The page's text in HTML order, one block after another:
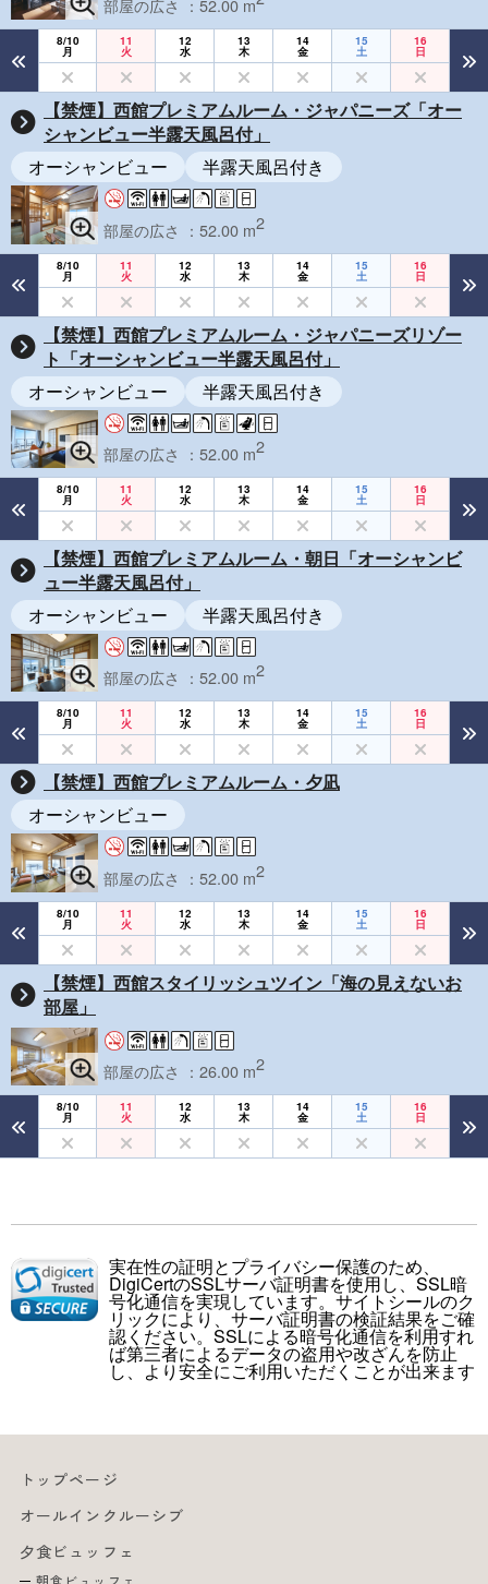
部屋の広さ ：52.00 m
8/10
月
11
火
12
水
13
木
14
金
15
土
16
日
【禁煙】西館プレミアムルーム・ジャパニーズ「オー
シャンビュー半露天風呂付」
オーシャンビュー
半露天風呂付き
部屋の広さ ：52.00 m2
8/10
月
11
火
12
水
13
木
14
金
15
土
16
日
【禁煙】西館プレミアムルーム・ジャパニーズリゾー
ト「オーシャンビュー半露天風呂付」
オーシャンビュー
半露天風呂付き
部屋の広さ ：52.00 m2
8/10
月
11
火
12
水
13
木
14
金
15
土
16
日
【禁煙】西館プレミアムルーム・朝日「オーシャンビ
ュー半露天風呂付」
オーシャンビュー
半露天風呂付き
部屋の広さ ：52.00 m2
8/10
月
11
火
12
水
13
木
14
金
15
土
16
日
【禁煙】西館プレミアムルーム・夕凪
オーシャンビュー
部屋の広さ ：52.00 m2
8/10
月
11
火
12
水
13
木
14
金
15
土
16
日
【禁煙】西館スタイリッシュツイン「海の見えないお
部屋」
部屋の広さ ：26.00 m2
8/10
月
11
火
12
水
13
木
14
金
15
土
16
日
実在性の証明とプライバシー保護のため、
DigiCertのSSLサーバ証明書を使用し、SSL暗
号化通信を実現しています。サイトシールのク
リックにより、サーバ証明書の検証結果をご確
認ください。SSLによる暗号化通信を利用すれ
ば第三者によるデータの盗用や改ざんを防止
し、より安全にご利用いただくことが出来ます
トップページ
オールインクルーシブ
夕食ビュッフェ
朝食ビュッフェ